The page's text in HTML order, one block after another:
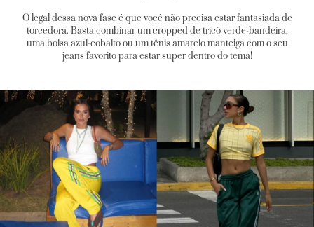
O legal dessa nova fase é que você não precisa estar fantasiada de
torcedora. Basta combinar um cropped de tricô verde-bandeira,
uma bolsa azul-cobalto ou um tênis amarelo manteiga com o seu
jeans favorito para estar super dentro do tema!